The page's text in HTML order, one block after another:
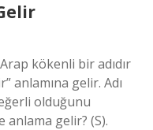
kökenli bir adıdır
anlamına gelir. Adı
olduğunu
gelir? (S).